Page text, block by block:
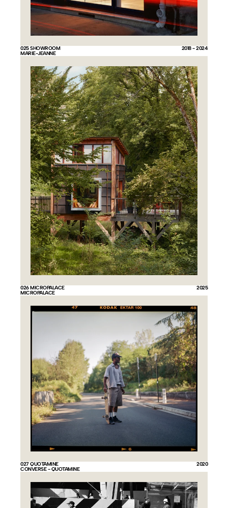
025 SHOWROOM
MARIE-JEANNE
2018 - 2024
026 MICROPALACE
MICROPALACE
2025
027 QUOTAMINE
CONVERSE - QUOTAMINE
2020